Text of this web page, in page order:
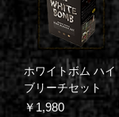
ホワイトボム ハイ
ブリーチセット
価格
￥1,980